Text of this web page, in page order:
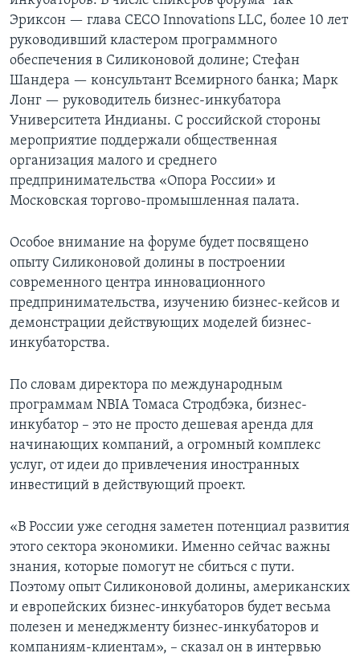
Эриксон — глава CECO Innovations LLC, более 10 лет
руководивший кластером программного
обеспечения в Силиконовой долине; Стефан
Шандера — консультант Всемирного банка; Марк
Лонг — руководитель бизнес-инкубатора
Университета Индианы. С российской стороны
мероприятие поддержали общественная
организация малого и среднего
предпринимательства «Опора России» и
Московская торгово-промышленная палата.
Особое внимание на форуме будет посвящено
опыту Силиконовой долины в построении
современного центра инновационного
предпринимательства, изучению бизнес-кейсов и
демонстрации действующих моделей бизнес-
инкубаторства.
По словам директора по международным
программам NBIA Томаса Стродбэка, бизнес-
инкубатор – это не просто дешевая аренда для
начинающих компаний, а огромный комплекс
услуг, от идеи до привлечения иностранных
инвестиций в действующий проект.
«В России уже сегодня заметен потенциал развития
этого сектора экономики. Именно сейчас важны
знания, которые помогут не сбиться с пути.
Поэтому опыт Силиконовой долины, американских
и европейских бизнес-инкубаторов будет весьма
полезен и менеджменту бизнес-инкубаторов и
компаниям-клиентам», – сказал он в интервью